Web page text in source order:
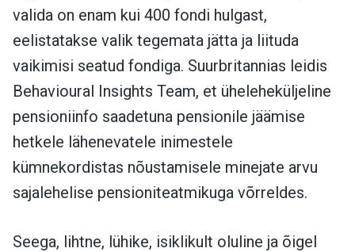
valida on enam kui 400 fondi hulgast,
eelistatakse valik tegemata jätta ja liituda
vaikimisi seatud fondiga. Suurbritannias leidis
Behavioural Insights Team, et üheleheküljeline
pensioniinfo saadetuna pensionile jäämise
hetkele lähenevatele inimestele
kümnekordistas nõustamisele minejate arvu
sajalehelise pensioniteatmikuga võrreldes.
Seega, lihtne, lühike, isiklikult oluline ja õigel